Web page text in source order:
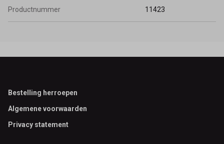
Productnummer 11423
Footer
Bestelling herroepen
Algemene voorwaarden
Privacy statement